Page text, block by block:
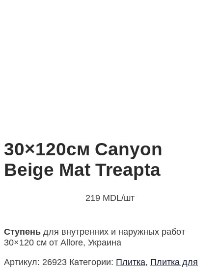
30×120см Canyon
Beige Mat Treapta
219 MDL/шт
Ступень для внутренних и наружных работ
30×120 см от Allore, Украина
Артикул: 26923 Категории: Плитка, Плитка для